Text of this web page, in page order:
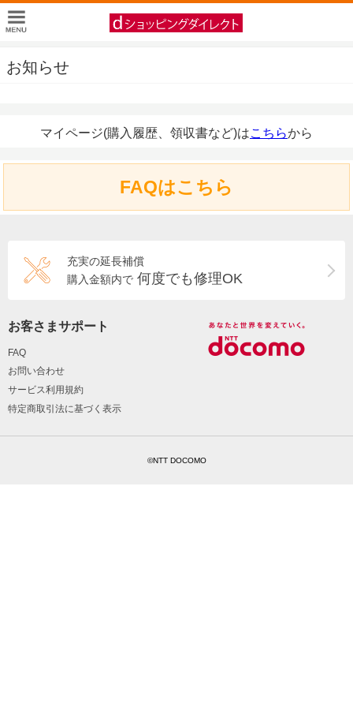
お知らせ
マイページ(購入履歴、領収書など)はこちらから
FAQはこちら
充実の延長補償
購入金額内で 何度でも修理OK
お客さまサポート
FAQ
お問い合わせ
サービス利用規約
特定商取引法に基づく表示
©NTT DOCOMO